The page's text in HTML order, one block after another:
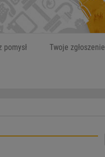
pomysł Twoje zgłoszenie